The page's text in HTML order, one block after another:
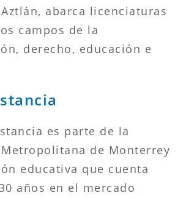
abarca licenciaturas
campos de la
derecho, educación e
es parte de la
de Monterrey
educativa que cuenta
años en el mercado